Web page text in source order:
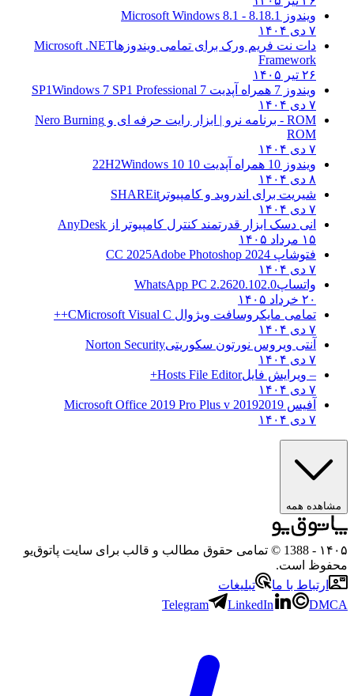
ویندوز 8.1
8.1 - Microsoft Windows 8.1
۷ دی ۱۴۰۴
دات نت فریم ورک برای تمامی ویندوزهاMicrosoft .NET
Framework
۲۶ تیر ۱۴۰۵
ویندوز 7 همراه آپدیت 7 SP1
Windows 7 SP1 Professional
۷ دی ۱۴۰۴
ROM - برنامه نرو | ابزار رایت حرفه ای و
Nero Burning
ROM
۷ دی ۱۴۰۴
ویندوز 10 همراه آپدیت 10 22H2
Windows 10
۸ دی ۱۴۰۴
شیریت برای اندروید و کامپیوتر SHAREit
۷ دی ۱۴۰۴
انی دسک ابزار قدرتمند کنترل کامپیوتر از AnyDesk
۱۵ مرداد ۱۴۰۵
فتوشاپ CC 2025 Adobe Photoshop 2024
۷ دی ۱۴۰۴
واتساپWhatsApp PC 2.2620.102.0
۲۰ خرداد ۱۴۰۵
تمامی مایکروسافت ویژوال C Microsoft Visual C++
۷ دی ۱۴۰۴
آنتی ویروس نورتون سکوریتیNorton Security
۷ دی ۱۴۰۴
– ویرایش فایلHosts File Editor+
۷ دی ۱۴۰۴
آفیس 2019 2019 Microsoft Office 2019 Pro Plus v
۷ دی ۱۴۰۴
مشاهده همه
۱۴۰۵
- 1388 © تمامی حقوق مطالب و قالب برای سایت پاتوق‌یو
محفوظ است.
ارتباط با ما
تبلیغات
Telegram
LinkedIn DMCA